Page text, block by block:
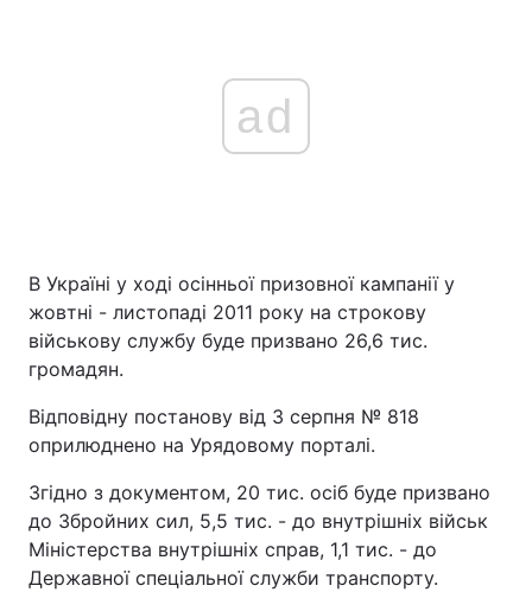
ad
В Україні у ході осінньої призовної кампанії у
жовтні - листопаді 2011 року на строкову
військову службу буде призвано 26,6 тис.
громадян.
Відповідну постанову від 3 серпня № 818
оприлюднено на Урядовому порталі.
Згідно з документом, 20 тис. осіб буде призвано
до Збройних сил, 5,5 тис. - до внутрішніх військ
Міністерства внутрішніх справ, 1,1 тис. - до
Державної спеціальної служби транспорту.